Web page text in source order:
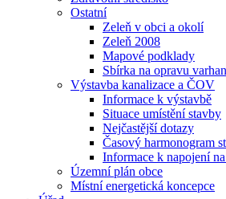
Ostatní
Zeleň v obci a okolí
Zeleň 2008
Mapové podklady
Sbírka na opravu varhan
Výstavba kanalizace a ČOV
Informace k výstavbě
Situace umístění stavby
Nejčastější dotazy
Časový harmonogram
Informace k napojení
Územní plán obce
Místní energetická koncepce